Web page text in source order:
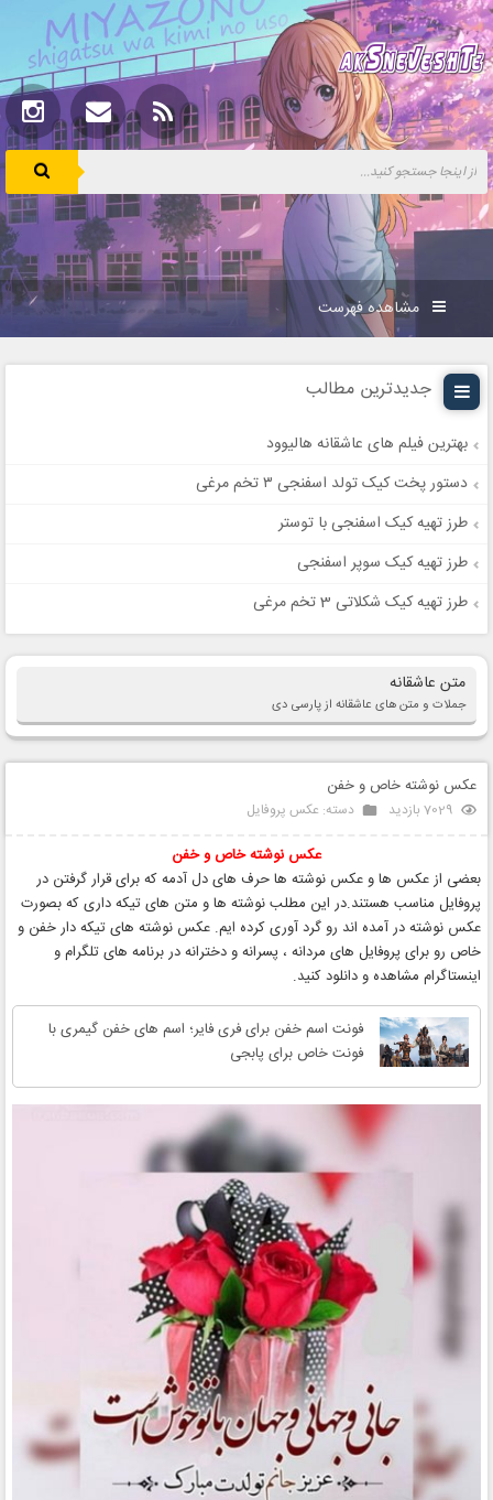
مشاهده فهرست
جدیدترین مطالب
بهترین فیلم های عاشقانه هالیوود
دستور پخت کیک تولد اسفنجی ۳ تخم مرغی
طرز تهیه کیک اسفنجی با توستر
طرز تهیه کیک سوپر اسفنجی
طرز تهیه کیک شکلاتی 3 تخم مرغی
متن عاشقانه
جملات و متن های عاشقانه از پارسی دی
عکس نوشته خاص و خفن
7029 بازدید دسته: عکس پروفایل
عکس نوشتهخاص و خفن
بعضی از عکس ها و عکس نوشته ها حرف های دل آدمه که برای قرار گرفتن در
پروفایل مناسب هستند.در این مطلب نوشته ها و متن های تیکه داری که بصورت
عکس نوشته در آمده اند رو گرد آوری کرده ایم. عکس نوشته های تیکه دار خفن و
خاص رو برای پروفایل های مردانه ، پسرانه و دخترانه در برنامه های تلگرام و
اینستاگرام مشاهده و دانلود کنید.
فونت اسم خفن برای فری فایر؛ اسم های خفن گیمری با
فونت خاص برای پابجی